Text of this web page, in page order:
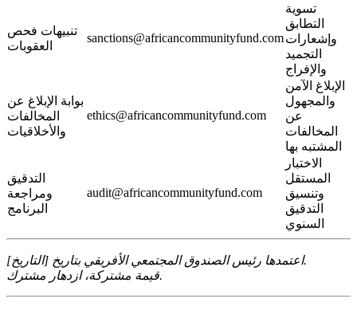
تنبيهات فحص
العقوبات
sanctions@africancommunityfund.com
تسوية
التطابق
وإشعارات
التجميد
والإفراج
بوابة الإبلاغ عن
المخالفات
والأخلاقيات
ethics@africancommunityfund.com
الإبلاغ الآمن
والمجهول
عن
المخالفات
المشتبه بها
التدقيق
ومراجعة
البرنامج
audit@africancommunityfund.com
الاختبار
المستقل
وتنسيق
التدقيق
السنوي
اعتمدها رئيس الصندوق المجتمعي الأفريقي بتاريخ [التاريخ].
قيمة مشتركة، ازدهار مشترك.